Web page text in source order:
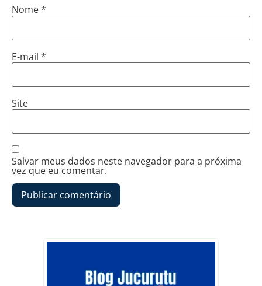
Nome*
E-mail *
Site
Salvar meus dados neste navegador para a próxima
vez que eu comentar.